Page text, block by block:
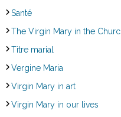
Santé
The Virgin Mary in the
Titre marial
Vergine Maria
Virgin Mary in art
Virgin Mary in our lives